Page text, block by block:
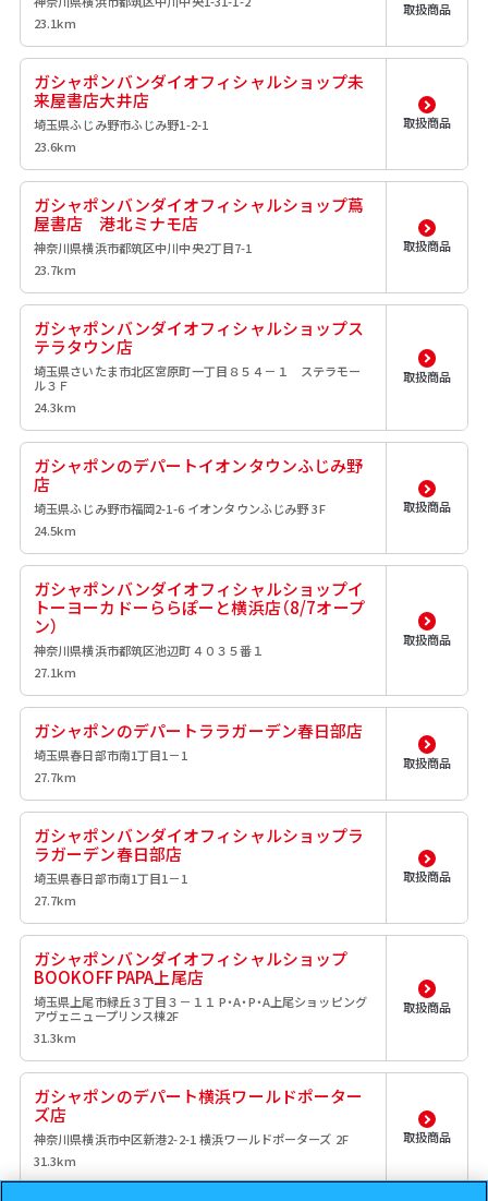
23.1km
取扱商品
ガシャポンバンダイオフィシャルショップ未
来屋書店大井店
埼玉県ふじみ野市ふじみ野1-2-1
23.6km
取扱商品
ガシャポンバンダイオフィシャルショップ蔦
屋書店 港北ミナモ店
神奈川県横浜市都筑区中川中央2丁目7-1
23.7km
取扱商品
ガシャポンバンダイオフィシャルショップス
テラタウン店
埼玉県さいたま市北区宮原町一丁目８５４－１ ステラモー
ル３Ｆ
24.3km
取扱商品
ガシャポンのデパートイオンタウンふじみ野
店
埼玉県ふじみ野市福岡2-1-6 イオンタウンふじみ野 3F
24.5km
取扱商品
ガシャポンバンダイオフィシャルショップイ
トーヨーカドーららぽーと横浜店（8/7オープ
ン）
神奈川県横浜市都筑区池辺町４０３５番１
27.1km
取扱商品
ガシャポンのデパートララガーデン春日部店
埼玉県春日部市南1丁目1－1
27.7km
取扱商品
ガシャポンバンダイオフィシャルショップラ
ラガーデン春日部店
埼玉県春日部市南1丁目1－1
27.7km
取扱商品
ガシャポンバンダイオフィシャルショップ
BOOKOFF PAPA上尾店
埼玉県上尾市緑丘３丁目３－１１ P・A・P・A上尾ショッピング
アヴェニュープリンス棟2F
31.3km
取扱商品
ガシャポンのデパート横浜ワールドポーター
ズ店
神奈川県横浜市中区新港2-2-1 横浜ワールドポーターズ 2F
31.3km
取扱商品